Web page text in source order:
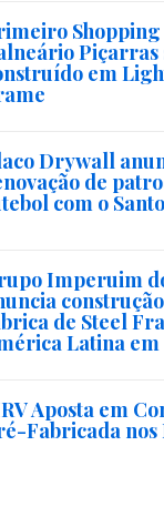
Shopping
Piçarras
em
Drywall
de
com o
Imperuim
de Steel
Latina em
Aposta em
Fabricada nos